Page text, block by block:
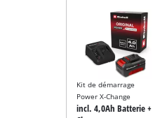
Kit de démarrage
Power X-Change
incl. 4,0Ah Batterie +